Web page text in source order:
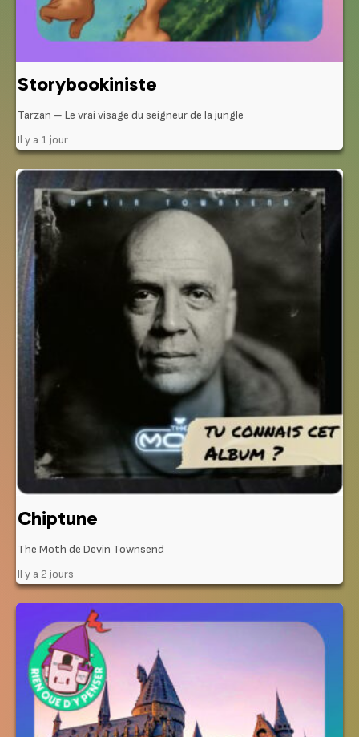
Storybookiniste
Tarzan – Le vrai visage du seigneur de la jungle
Il y a 1 jour
Chiptune
The Moth de Devin Townsend
Il y a 2 jours